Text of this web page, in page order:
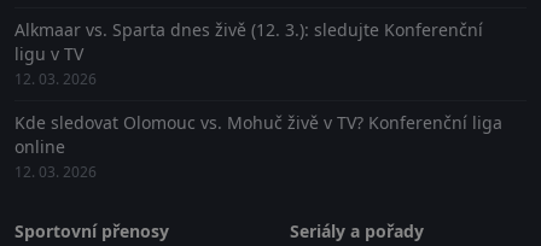
Alkmaar vs. Sparta dnes živě (12. 3.): sledujte Konferenční
ligu v TV
12. 03. 2026
Kde sledovat Olomouc vs. Mohuč živě v TV? Konferenční liga
online
12. 03. 2026
Sportovní přenosy
Seriály a pořady